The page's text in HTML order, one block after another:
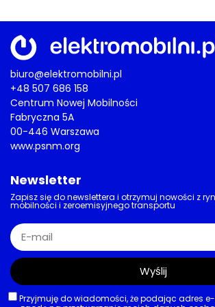
biuro@elektromobilni.pl
+48 507 686 158
Centrum Nowej Mobilności
Fabryczna 5A
00-446 Warszawa
www.psnm.org
Newsletter
Zapisz się do newslettera i otrzymuj nowości z
mobilności i zeroemisyjnego transportu
Przyjmuję do wiadomości, że podając adres
Wyślij